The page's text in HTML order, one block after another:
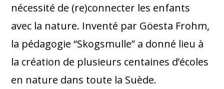
la pollution urbaine.Et mentionnons,
pour finir, la fortediminution du niveau
de stress.
2. Autonomie et fonctions exécutives
nécessité de (re)connecter les enfants
avec la nature. Inventé par Göesta Frohm,
la pédagogie “Skogsmulle” a donné lieu à
la création de plusieurs centaines d’écoles
en nature dans toute la Suède.